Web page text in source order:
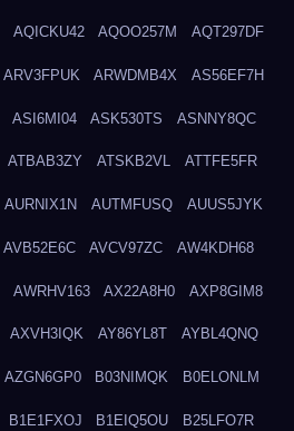
AQICKU42 AQOO257M AQT297DF
ARV3FPUK ARWDMB4X AS56EF7H
ASI6MI04 ASK530TS ASNNY8QC
ATBAB3ZY ATSKB2VL ATTFE5FR
AURNIX1N AUTMFUSQ AUUS5JYK
AVB52E6C AVCV97ZC AW4KDH68
AWRHV163 AX22A8H0 AXP8GIM8
AXVH3IQK AY86YL8T AYBL4QNQ
AZGN6GP0 B03NIMQK B0ELONLM
B1E1FXOJ B1EIQ5OU B25LFO7R